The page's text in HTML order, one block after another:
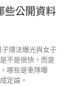
些公開資料
子環法曝光與女子
不是很快，而是
哪些是車隊曝
定論。